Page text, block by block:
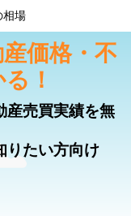
相場
価格・不
！
産売買実績を無
りたい方向け